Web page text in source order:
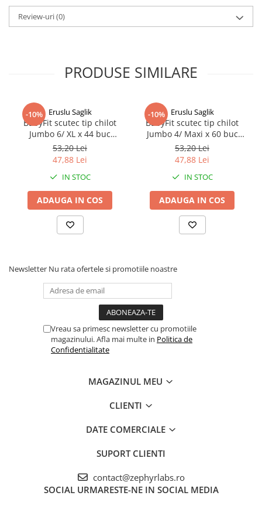
Afectiuni osteo-articulare
Sanatatea mintii
Suplimente pentru imunitate
Dieta
Antioxidanti
Altele-Suplimente alimentare
Promo Ianuarie-Septembrie
bebelus.
Review-uri(0)
PRODUSE SIMILARE
-10% Eruslu Saglik
BabyFit scutec tip chilot
Jumbo 6/ XL x 44 buc
Zephyr Labs
53,20 Lei
47,88 Lei
IN STOC
ADAUGA IN COS
-10% Eruslu Saglik
BabyFit scutec tip chilot
Jumbo 4/ Maxi x 60 buc
Zephyr Labs
53,20 Lei
47,88 Lei
IN STOC
ADAUGA IN COS
Newsletter Nu rata ofertele si promotiile noastre
Vreau sa primesc newsletter cu promotiile
magazinului. Afla mai multe in Politica de
Confidentialitate
MAGAZINUL MEU
CLIENTI
DATE COMERCIALE
SUPORT CLIENTI
contact@zephyrlabs.ro
SOCIAL URMARESTE-NE IN SOCIAL MEDIA